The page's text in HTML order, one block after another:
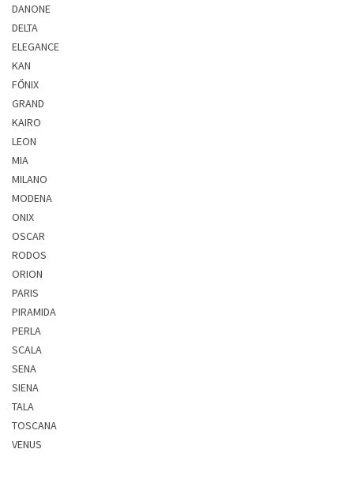
DANONE
DELTA
ELEGANCE
KAN
FŐNIX
GRAND
KAIRO
LEON
MIA
MILANO
MODENA
ONIX
OSCAR
RODOS
ORION
PARIS
PIRAMIDA
PERLA
SCALA
SENA
SIENA
TALA
TOSCANA
VENUS